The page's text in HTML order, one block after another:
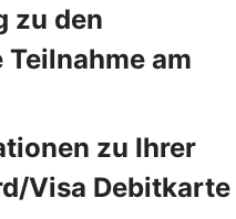
zu den
am
zu Ihrer
Visa Debitkarte